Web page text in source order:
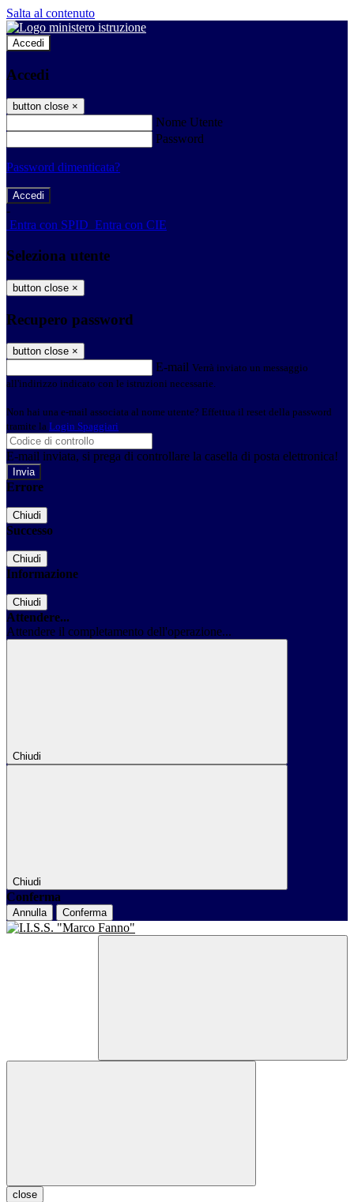
Salta al contenuto
Accedi
Accedi
button close ×
Nome Utente
Password
Password dimenticata?
-
Entra con SPID Entra con CIE
Seleziona utente
button close ×
Recupero password
button close ×
E-mail Verrà inviato un messaggio
all'indirizzo indicato con le istruzioni necessarie.
Non hai una e-mail associata al nome utente? Effettua il reset della password
tramite la Login Spaggiari
E-mail inviata, si prega di controllare la casella di posta elettronica!
Errore
Chiudi
Successo
Chiudi
Informazione
Chiudi
Attendere...
Attendere il completamento dell'operazione...
Chiudi
Chiudi
Conferma
Annulla Conferma
close